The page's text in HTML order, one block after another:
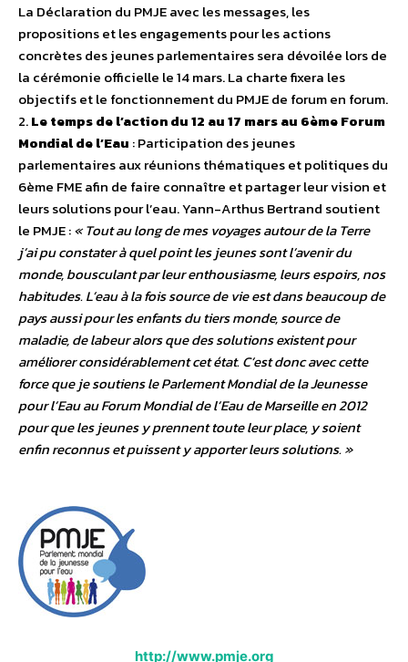
La Déclaration du PMJE avec les messages, les
propositions et les engagements pour les actions
concrètes des jeunes parlementaires sera dévoilée lors de
la cérémonie officielle le 14 mars. La charte fixera les
objectifs et le fonctionnement du PMJE de forum en forum.
2.Le temps de l’action du 12 au 17 mars au 6ème Forum
Mondial de l’Eau : Participation des jeunes
parlementaires aux réunions thématiques et politiques du
6ème FME afin de faire connaître et partager leur vision et
leurs solutions pour l’eau. Yann-Arthus Bertrand soutient
le PMJE :« Tout au long de mes voyages autour de la Terre
j’ai pu constater à quel point les jeunes sont l’avenir du
monde, bousculant par leur enthousiasme, leurs espoirs, nos
habitudes. L’eau à la fois source de vie est dans beaucoup de
pays aussi pour les enfants du tiers monde, source de
maladie, de labeur alors que des solutions existent pour
améliorer considérablement cet état. C’est donc avec cette
force que je soutiens le Parlement Mondial de la Jeunesse
pour l’Eau au Forum Mondial de l’Eau de Marseille en 2012
pour que les jeunes y prennent toute leur place, y soient
enfin reconnus et puissent y apporter leurs solutions. »
http://www.pmje.org